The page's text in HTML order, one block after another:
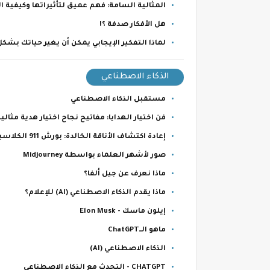
المثالية السامة: فهم عميق لتأثيراتها وكيفية
هل الأفكار صدفة ؟!
لماذا التفكير الإيجابي يمكن أن يغير حياتك
الذكاء الاصطناعي
مستقبل الذكاء الاصطناعي
فن اختيار الهدايا: مفاتيح نجاح اختيار هدية
إعادة اكتشاف الأناقة الخالدة: بورش 911 الكلاسيكية من عام 1986
صور لأشهر العلماء بواسطة Midjourney
ماذا نعرف عن جيل ألفا؟
ماذا يقدم الذكاء الاصطناعي (AI) للإعلام؟
إيلون ماسك - Elon Musk
ماهو الــChatGPT
الذكاء الاصطناعي (AI)
CHATGPT - التحدث مع الذكاء الاصطناعي